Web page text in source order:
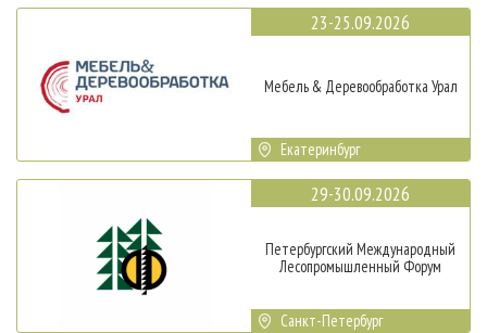
23-25.09.2026
Мебель & Деревообработка Урал
Екатеринбург
29-30.09.2026
Петербургский Международный
Лесопромышленный Форум
Санкт-Петербург